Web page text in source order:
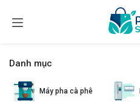
Danh mục
Máy pha cà phê